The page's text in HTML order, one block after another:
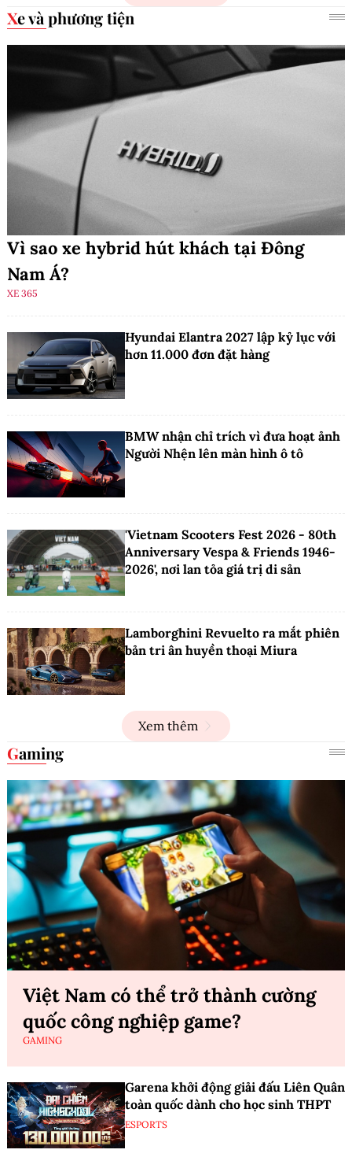
Xe và phương tiện
Vì sao xe hybrid hút khách tại Đông
Nam Á?
XE 365
Hyundai Elantra 2027 lập kỷ lục với
hơn 11.000 đơn đặt hàng
BMW nhận chỉ trích vì đưa hoạt ảnh
Người Nhện lên màn hình ô tô
'Vietnam Scooters Fest 2026 - 80th
Anniversary Vespa & Friends 1946-
2026', nơi lan tỏa giá trị di sản
Lamborghini Revuelto ra mắt phiên
bản tri ân huyền thoại Miura
Xem thêm
Gaming
Việt Nam có thể trở thành cường
quốc công nghiệp game?
GAMING
Garena khởi động giải đấu Liên Quân
toàn quốc dành cho học sinh THPT
ESPORTS